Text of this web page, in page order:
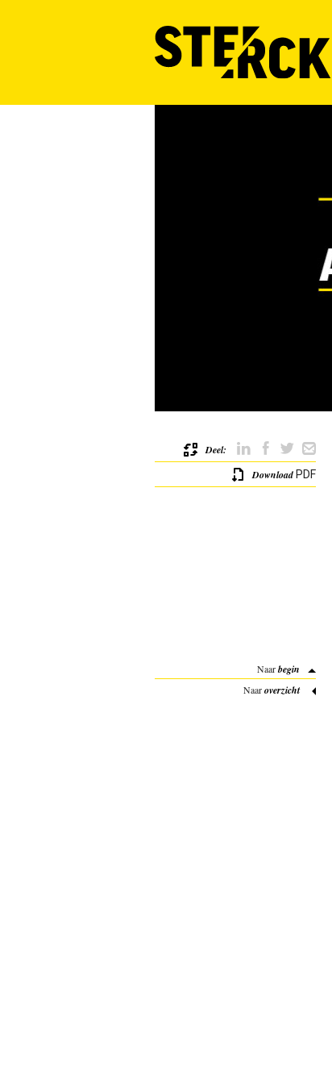
Deel:
DownloadPDF
Naarbegin
Naaroverzicht